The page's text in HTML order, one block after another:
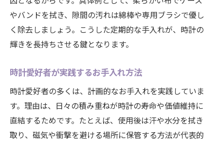
やバンドを拭き、隙間の汚れは綿棒や専用ブラシで優し
く除去しましょう。こうした定期的な手入れが、時計の
輝きを長持ちさせる鍵となります。
時計愛好者が実践するお手入れ方法
時計愛好者の多くは、計画的なお手入れを実践していま
す。理由は、日々の積み重ねが時計の寿命や価値維持に
直結するためです。たとえば、使用後は汗や水分を拭き
取り、磁気や衝撃を避ける場所に保管する方法が代表的